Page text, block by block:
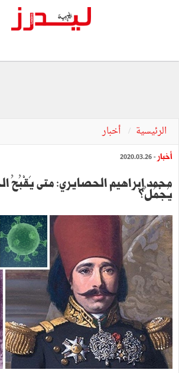
الرئيسية أخبار
أخبار - 2020.03.26
محمد إبراهيم الحصايري: متى يَقْبُحُ
يَجْمُلُ؟